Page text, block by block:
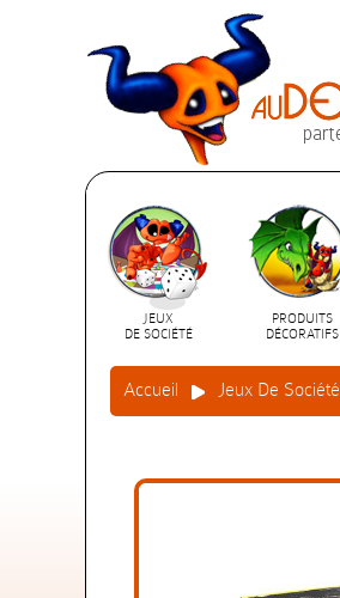
JEUX
DE SOCIÉTÉ
PRODUITS
DÉCORATIFS
Accueil Jeux De Société